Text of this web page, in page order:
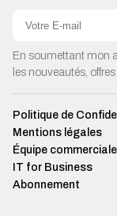
En soumettant mon
les nouveautés,
Politique de
Mentions légales
Équipe commerciale
IT for Business
Abonnement